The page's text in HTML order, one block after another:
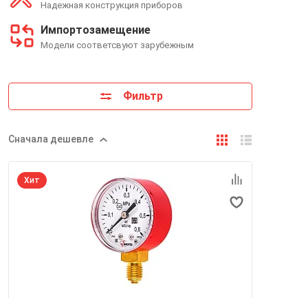
Надежная конструкция приборов
Импортозамещение
Модели соответсвуют зарубежным
Фильтр
Сначала дешевле
Хит
Номинальный диаметр корпуса
Класс точности
Степень пылевлагозащиты
Резьба присоединительного штуцера